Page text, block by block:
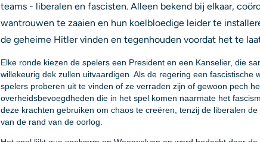
teams - liberalen en fascisten. Alleen bekend bij elkaar,
wantrouwen te zaaien en hun koelbloedige leider te
de geheime Hitler vinden en tegenhouden voordat het te
Elke ronde kiezen de spelers een President en een Kanselier, die
willekeurig dek zullen uitvaardigen. Als de regering een fascistische
spelers proberen uit te vinden of ze verraden zijn of gewoon pech
overheidsbevoegdheden die in het spel komen naarmate het
deze krachten gebruiken om chaos te creëren, tenzij de liberalen
van de rand van de oorlog.